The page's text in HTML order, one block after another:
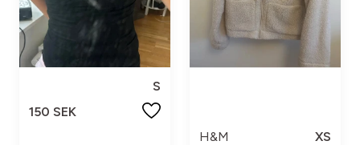
S
150 SEK
H&M
XS